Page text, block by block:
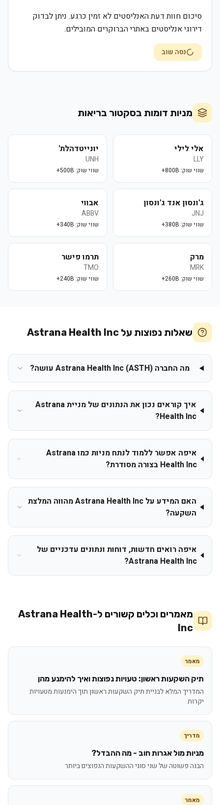
סיכום חוות דעת האנליסטים לא זמין כרגע. ניתן לבדוק
דירוגי אנליסטים באתרי הברוקרים המובילים.
נסה שוב
מניות דומות בסקטור בריאות
אלי לילי
LLY
שווי שוק: 800B+
יונייטדהלת'
UNH
שווי שוק: 500B+
ג'ונסון אנד ג'ונסון
JNJ
שווי שוק: 380B+
אבווי
ABBV
שווי שוק: 340B+
מרק
MRK
שווי שוק: 260B+
תרמו פישר
TMO
שווי שוק: 240B+
שאלות נפוצות על Astrana Health Inc
מה החברה Astrana Health Inc (ASTH) עושה?
איך קוראים נכון את הנתונים של מניית Astrana
Health Inc?
איפה אפשר ללמוד לנתח מניות כמו Astrana
Health Inc בצורה מסודרת?
האם המידע על Astrana Health Inc מהווה המלצת
השקעה?
איפה רואים חדשות, דוחות ונתונים עדכניים של
Astrana Health Inc?
מאמרים וכלים קשורים ל-Astrana Health
Inc
מאמר
תיק השקעות ראשון: טעויות נפוצות ואיך להימנע מהן
המדריך המלא לבניית תיק השקעות ראשון תוך הימנעות מטעויות
יקרות
מדריך
מניות מול אגרות חוב - מה ההבדל?
הבנה פשוטה של שני סוגי ההשקעות הנפוצים ביותר
מאמר